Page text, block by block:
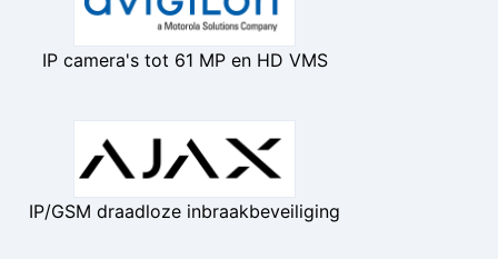
IP camera's tot 61 MP en HD VMS
IP/GSM draadloze inbraakbeveiliging